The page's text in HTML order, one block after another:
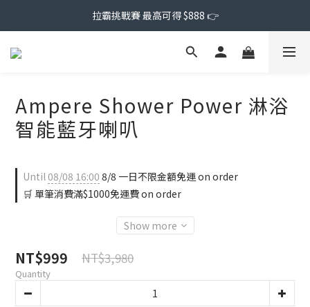
拉霸挑戰賽 最高可得 $888 👉
Ampere Shower Power 淋浴
智能藍牙喇叭
Until08/08 16:00 8/8 一日不限金額免運 on order
🛒 單筆消費滿$1000免運費 on order
Show more
NT$999 NT$3,980
Quantity